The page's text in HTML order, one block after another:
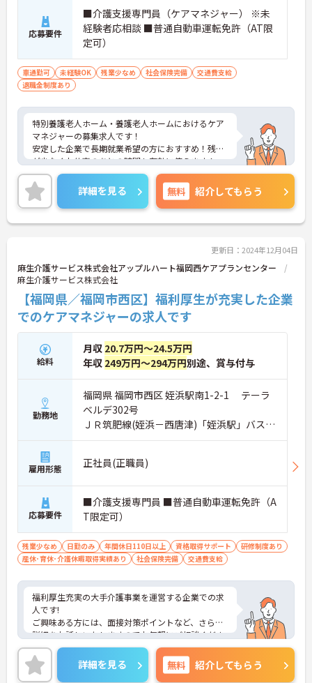
応募要件
■介護支援専門員（ケアマネジャー） ※未
経験者応相談 ■普通自動車運転免許（AT限
定可）
車通勤可 未経験OK 残業少なめ 社会保険完備
交通費支給
退職金制度あり
特別養護老人ホーム・養護老人ホームにおけるケア
マネジャーの募集求人です！
安定した企業で長期就業希望の方におすすめ！残業
が少なくお仕事のあとの時間も有効に使えます！
ご興味ある方には、面接のポイントなど、さらに詳
細をお話致しますのでお気軽にご相談ください。
詳細を見る 無料 紹介してもらう
更新日：2024年12月04日
麻生介護サービス株式会社アップルハート福岡西ケアプランセンター
麻生介護サービス株式会社
【福岡県／福岡市西区】福利厚生が充実した企業
でのケアマネジャーの求人です
給料
月収 20.7万円～24.5万円
年収 249万円～294万円別途、賞与付与
勤務地
福岡県 福岡市西区 姪浜駅南1-2-1 テーラ
ベルデ302号
ＪＲ筑肥線(姪浜－西唐津)「姪浜駅」バス・
車3分
雇用形態 正社員(正職員)
応募要件
■介護支援専門員 ■普通自動車運転免許（A
T限定可）
残業少なめ 日勤のみ 年間休日110日以上 資格取得サポート
研修制度あり
産休･育休･介護休暇取得実績あり
社会保険完備 交通費支給
福利厚生充実の大手介護事業を運営する企業での求
人です!
ご興味ある方には、面接対策ポイントなど、さらに
詳細をお話しいたしますのでお気軽にご相談くださ
い！
詳細を見る 無料 紹介してもらう